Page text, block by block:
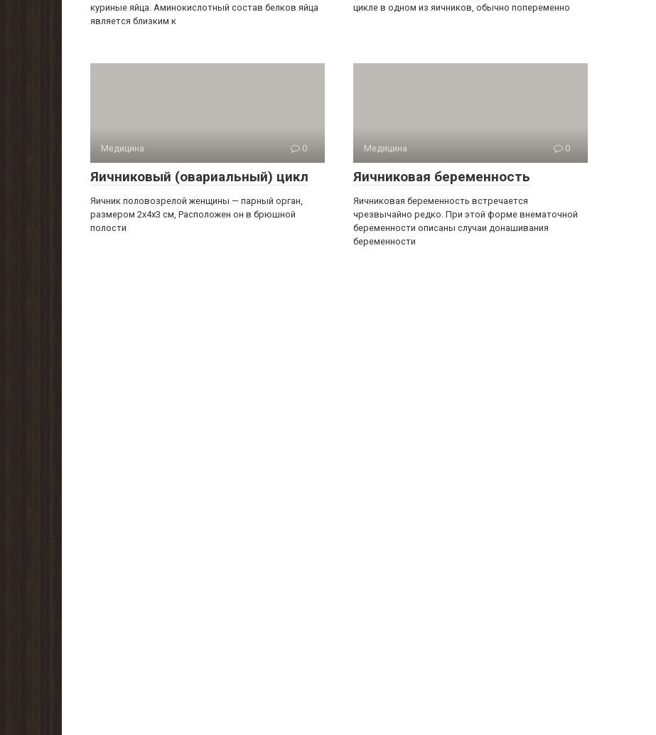
куриные яйца. Аминокислотный состав белков яйца
является близким к
цикле в одном из яичников, обычно попеременно
Медицина 0
Яичниковый (овариальный) цикл
Яичник половозрелой женщины — парный орган,
размером 2x4x3 см, Расположен он в брюшной
полости
Медицина 0
Яичниковая беременность
Яичниковая беременность встречается
чрезвычайно редко. При этой форме внематочной
беременности описаны случаи донашивания
беременности